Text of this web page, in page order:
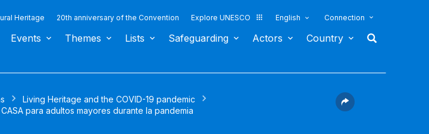
Heritage 20th anniversary of the Convention Explore UNESCO English Connection
Events Themes Lists Safeguarding Actors Country
Living Heritage and the COVID-19 pandemic
para adultos mayores durante la pandemia